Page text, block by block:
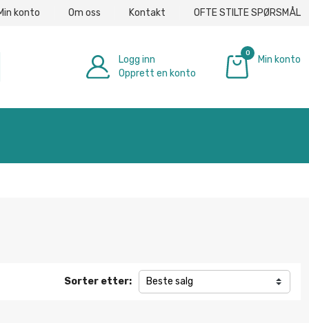
konto Om oss Kontakt OFTE STILTE SPØRSMÅL
Logg inn
Opprett en konto
0
Min konto
Sorter etter: Beste salg